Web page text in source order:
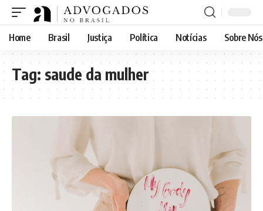
Home Brasil Justiça Política Notícias Sobre Nós
Tag: saude da mulher